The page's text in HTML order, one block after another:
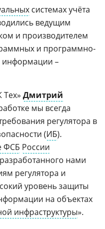
системах учёта
ведущим
и производителем
и программно-
информации –
Дмитрий
мы всегда
регулятора в
(ИБ).
ФСБ России
нами
регулятора и
уровень защиты
на объектах
инфраструктуры».